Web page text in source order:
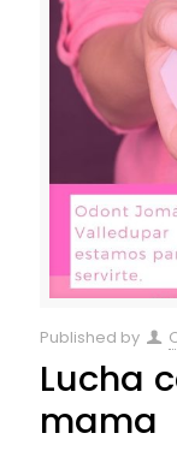
Published by
Lucha
mama